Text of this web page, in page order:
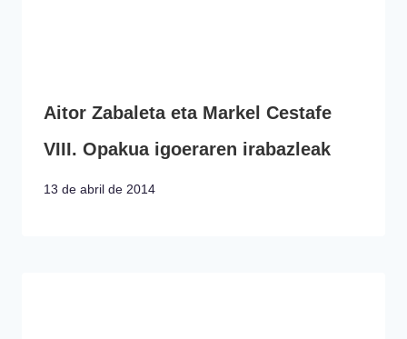
Aitor Zabaleta eta Markel Cestafe
VIII. Opakua igoeraren irabazleak
13 de abril de 2014